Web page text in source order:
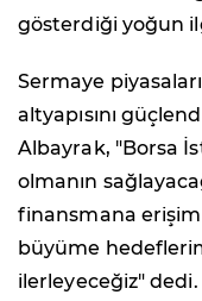
gösterdiği yoğun
Sermaye
altyapısını
Albayrak, "Borsa
olmanın
finansmana
büyüme
ilerleyeceğiz" dedi.